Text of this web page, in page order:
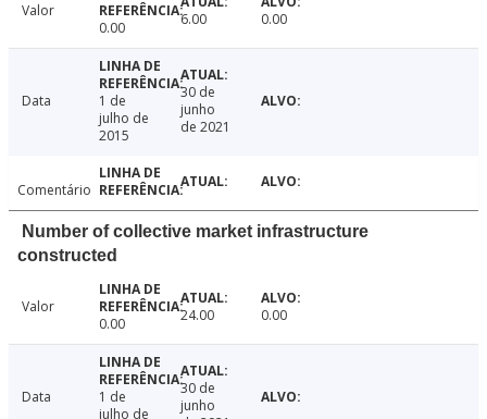
Valor
0.00
6.00 0.00
Data
1 de
julho de
2015
30 de
junho
de 2021
Comentário
Number of collective market infrastructure
constructed
Valor
0.00
24.00 0.00
Data
1 de
julho de
30 de
junho